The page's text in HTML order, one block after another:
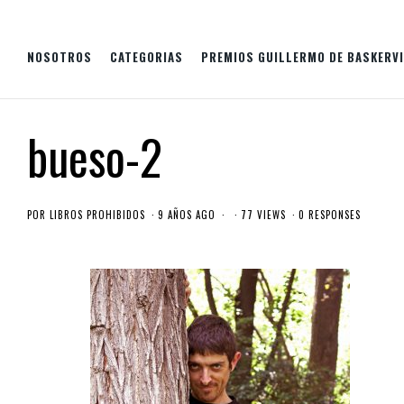
NOSOTROS CATEGORIAS PREMIOS GUILLERMO DE
bueso-2
POR LIBROS PROHIBIDOS 9 AÑOS AGO 77 VIEWS 0 RESPONSES